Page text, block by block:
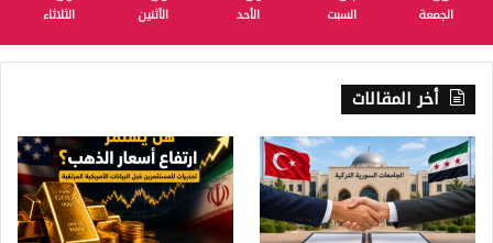
الجمعة السبت الأحد الأثنين الثلاثاء
أخر المقالات